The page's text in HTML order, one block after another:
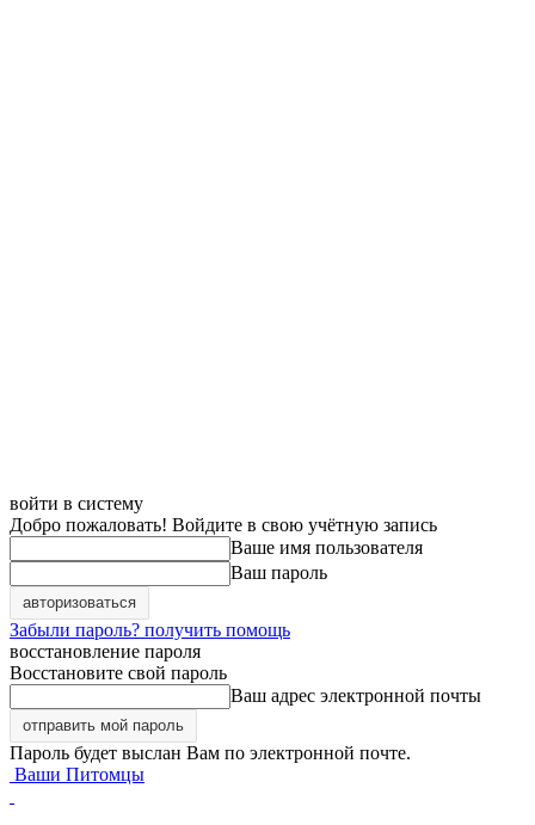
войти в систему
Добро пожаловать! Войдите в свою учётную запись
Ваше имя пользователя
Ваш пароль
Забыли пароль? получить помощь
восстановление пароля
Восстановите свой пароль
Ваш адрес электронной почты
Пароль будет выслан Вам по электронной почте.
Ваши Питомцы